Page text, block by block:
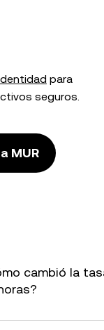
para
seguros.
MUR
cambió la